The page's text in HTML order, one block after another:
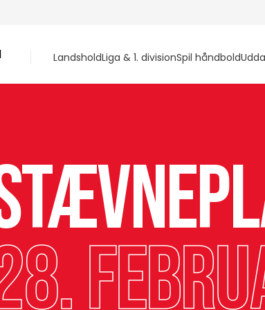
LandsholdLiga & 1. divisionSpil håndbold